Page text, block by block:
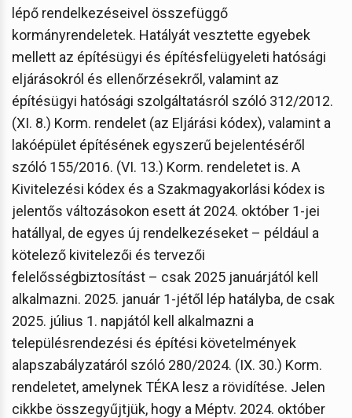
lépő rendelkezéseivel összefüggő
kormányrendeletek. Hatályát vesztette egyebek
mellett az építésügyi és építésfelügyeleti hatósági
eljárásokról és ellenőrzésekről, valamint az
építésügyi hatósági szolgáltatásról szóló 312/2012.
(XI. 8.) Korm. rendelet (az Eljárási kódex), valamint a
lakóépület építésének egyszerű bejelentéséről
szóló 155/2016. (VI. 13.) Korm. rendeletet is. A
Kivitelezési kódex és a Szakmagyakorlási kódex is
jelentős változásokon esett át 2024. október 1-jei
hatállyal, de egyes új rendelkezéseket – például a
kötelező kivitelezői és tervezői
felelősségbiztosítást – csak 2025 januárjától kell
alkalmazni. 2025. január 1-jétől lép hatályba, de csak
2025. július 1. napjától kell alkalmazni a
településrendezési és építési követelmények
alapszabályzatáról szóló 280/2024. (IX. 30.) Korm.
rendeletet, amelynek TÉKA lesz a rövidítése. Jelen
cikkbe összegyűjtjük, hogy a Méptv. 2024. október